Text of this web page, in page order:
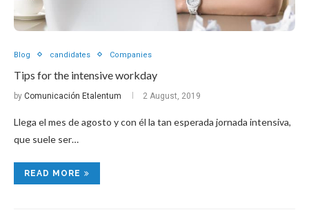
Blog candidates Companies
Tips for the intensive workday
by Comunicación Etalentum 2 August, 2019
Llega el mes de agosto y con él la tan esperada jornada intensiva,
que suele ser…
READ MORE